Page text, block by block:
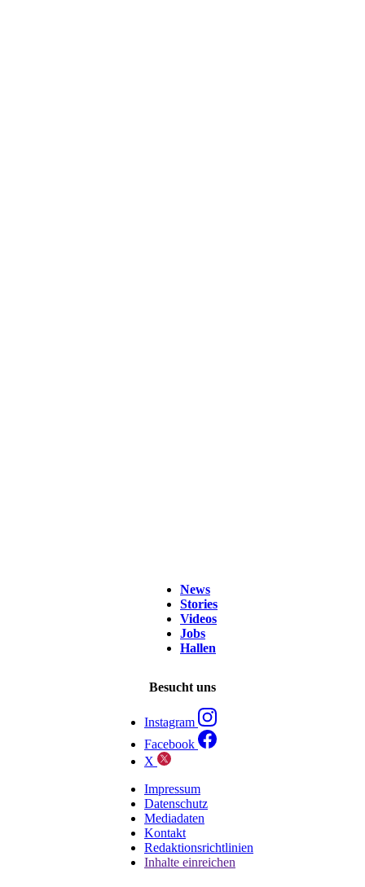
News
Stories
Videos
Jobs
Hallen
Besucht uns
Instagram
Facebook
X
Impressum
Datenschutz
Mediadaten
Kontakt
Redaktionsrichtlinien
Inhalte einreichen